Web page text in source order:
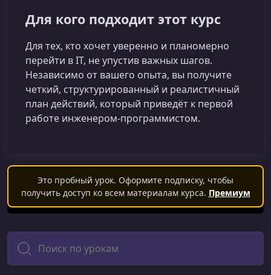
Для кого подходит этот курс
Для тех, кто хочет уверенно и планомерно
перейти в IT, не упустив важных шагов.
Независимо от вашего опыта, вы получите
четкий, структурированный и реалистичный
план действий, который приведёт к первой
работе инженером‑программистом.
Это пробный урок. Оформите подписку, чтобы
получить доступ ко всем материалам курса. Премиум
Поиск